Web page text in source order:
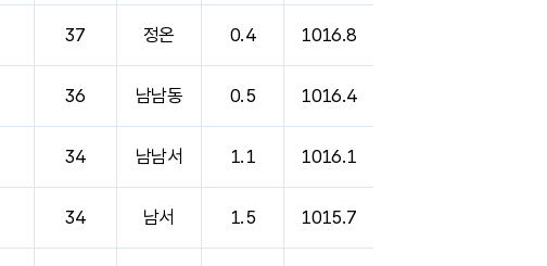
37 정온 0.4 1016.8
36 남남동 0.5 1016.4
34 남남서 1.1 1016.1
34 남서 1.5 1015.7